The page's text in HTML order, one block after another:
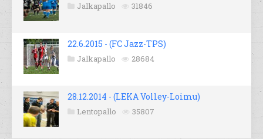
Jalkapallo 31846
22.6.2015 - (FC Jazz-TPS)
Jalkapallo 28684
28.12.2014 - (LEKA Volley-Loimu)
Lentopallo 35807